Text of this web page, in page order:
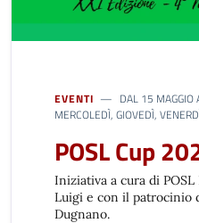
EVENTI
DAL 15
MERCOLEDÌ, GIOVEDÌ,
POSL Cup
Iniziativa a cura di
Luigi e con il patrocinio
Dugnano.